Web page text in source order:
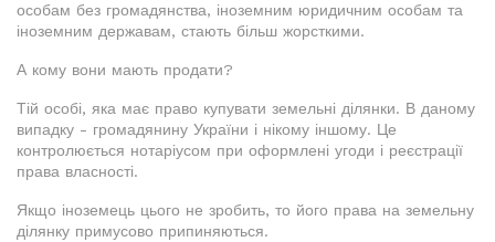
особам без громадянства, іноземним юридичним особам та
іноземним державам, стають більш жорсткими.
А кому вони мають продати?
Тій особі, яка має право купувати земельні ділянки. В даному
випадку - громадянину України і нікому іншому. Це
контролюється нотаріусом при оформлені угоди і реєстрації
права власності.
Якщо іноземець цього не зробить, то його права на земельну
ділянку примусово припиняються.